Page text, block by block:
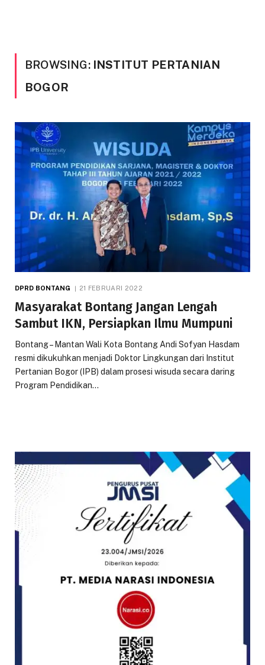
BROWSING: INSTITUT PERTANIAN
BOGOR
DPRD BONTANG 21 FEBRUARI 2022
Masyarakat Bontang Jangan Lengah
Sambut IKN, Persiapkan Ilmu Mumpuni
Bontang – Mantan Wali Kota Bontang Andi Sofyan Hasdam
resmi dikukuhkan menjadi Doktor Lingkungan dari Institut
Pertanian Bogor (IPB) dalam prosesi wisuda secara daring
Program Pendidikan…